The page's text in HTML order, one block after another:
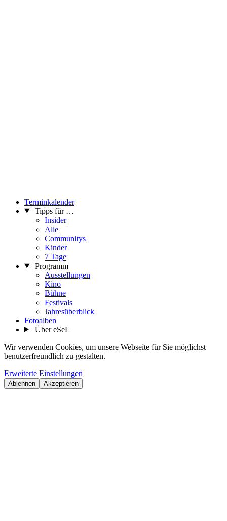
Terminkalender
Tipps für …
Insider
Alle
Communitys
Kinder
7 Tage
Programm
Ausstellungen
Kino
Bühne
Festivals
Jahresüberblick
Fotoalben
Über eSeL
Wir verwenden Cookies, um unsere Webseite für Sie möglichst
benutzerfreundlich zu gestalten.
Erweiterte Einstellungen
Ablehnen Akzeptieren